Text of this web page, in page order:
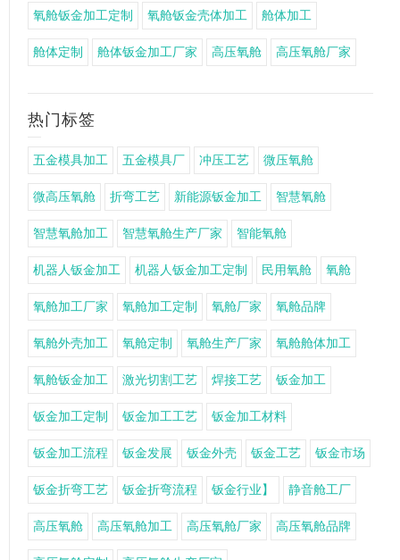
氧舱钣金加工定制 氧舱钣金壳体加工 舱体加工
舱体定制 舱体钣金加工厂家 高压氧舱 高压氧舱厂家
热门标签
五金模具加工 五金模具厂 冲压工艺 微压氧舱
微高压氧舱 折弯工艺 新能源钣金加工 智慧氧舱
智慧氧舱加工 智慧氧舱生产厂家 智能氧舱
机器人钣金加工 机器人钣金加工定制 民用氧舱 氧舱
氧舱加工厂家 氧舱加工定制 氧舱厂家 氧舱品牌
氧舱外壳加工 氧舱定制 氧舱生产厂家 氧舱舱体加工
氧舱钣金加工 激光切割工艺 焊接工艺 钣金加工
钣金加工定制 钣金加工工艺 钣金加工材料
钣金加工流程 钣金发展 钣金外壳 钣金工艺 钣金市场
钣金折弯工艺 钣金折弯流程 钣金行业】 静音舱工厂
高压氧舱 高压氧舱加工 高压氧舱厂家 高压氧舱品牌